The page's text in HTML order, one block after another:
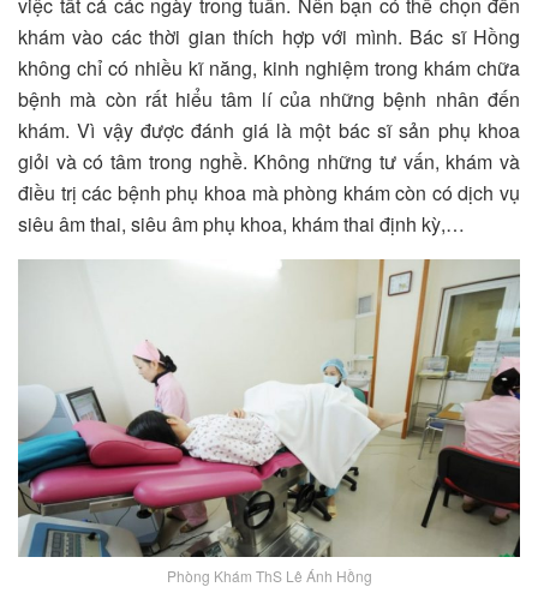
khám vào các thời gian thích hợp với mình. Bác sĩ Hồng
không chỉ có nhiều kĩ năng, kinh nghiệm trong khám chữa
bệnh mà còn rất hiểu tâm lí của những bệnh nhân đến
khám. Vì vậy được đánh giá là một bác sĩ sản phụ khoa
giỏi và có tâm trong nghề. Không những tư vấn, khám và
điều trị các bệnh phụ khoa mà phòng khám còn có dịch vụ
siêu âm thai, siêu âm phụ khoa, khám thai định kỳ,…
Phòng Khám ThS Lê Ánh Hồng